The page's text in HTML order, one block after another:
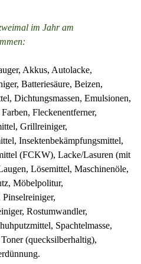
im Jahr am
Akkus, Autolacke,
Batteriesäure, Beizen,
Dichtungsmassen, Emulsionen,
Fleckenentferner,
Grillreiniger,
Insektenbekämpfungsmittel,
(FCKW), Lacke/Lasuren (mit
Lösemittel, Maschinenöle,
Möbelpolitur,
Rostumwandler,
Spachtelmasse,
(quecksilberhaltig),